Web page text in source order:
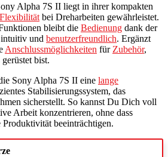
Alpha 7S II liegt in ihrer kompakten
bei Dreharbeiten gewährleistet.
bleibt die Bedienung dank der
und benutzerfreundlich. Ergänzt
Anschlussmöglichkeiten für Zubehör,
bist.
Sony Alpha 7S II eine lange
Stabilisierungssystem, das
sicherstellt. So kannst Du Dich voll
Arbeit konzentrieren, ohne dass
beeinträchtigen.